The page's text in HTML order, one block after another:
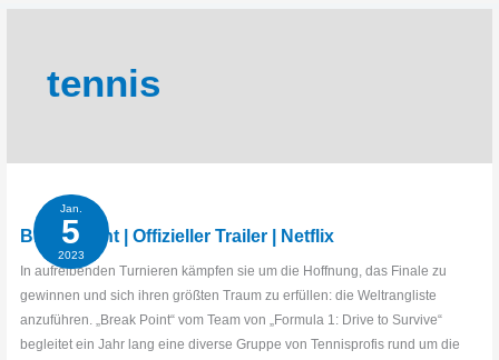
tennis
Jan.
5
2023
Break Point | Offizieller Trailer | Netflix
In aufreibenden Turnieren kämpfen sie um die Hoffnung, das Finale zu
gewinnen und sich ihren größten Traum zu erfüllen: die Weltrangliste
anzuführen. „Break Point“ vom Team von „Formula 1: Drive to Survive“
begleitet ein Jahr lang eine diverse Gruppe von Tennisprofis rund um die